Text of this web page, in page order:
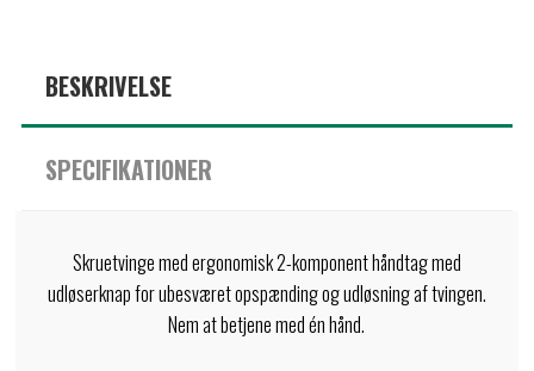
BESKRIVELSE
SPECIFIKATIONER
Skruetvinge med ergonomisk 2-komponent håndtag med
udløserknap for ubesværet opspænding og udløsning af tvingen.
Nem at betjene med én hånd.